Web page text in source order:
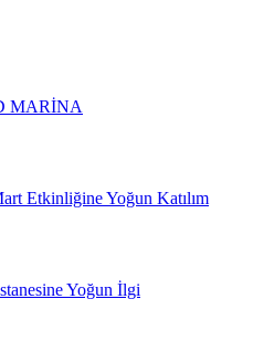
MARİNA
Etkinliğine Yoğun Katılım
Yoğun İlgi